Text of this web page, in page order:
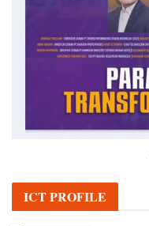
ICT PROFILE